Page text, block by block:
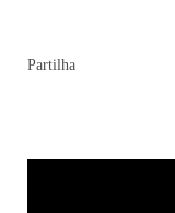
Partilha